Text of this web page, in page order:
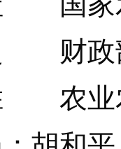
政
业农